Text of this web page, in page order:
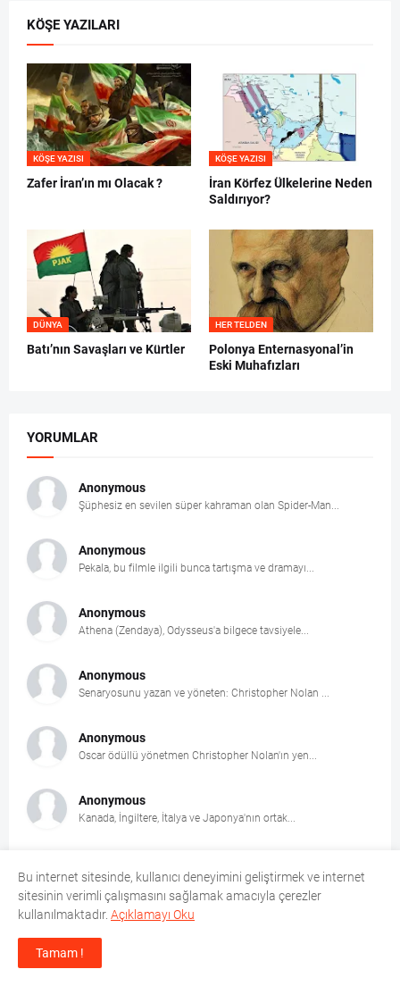
KÖŞE YAZILARI
KÖŞE YAZISI
Zafer İran’ın mı Olacak ?
KÖŞE YAZISI
İran Körfez Ülkelerine Neden
Saldırıyor?
DÜNYA
Batı’nın Savaşları ve Kürtler
HER TELDEN
Polonya Enternasyonal’in
Eski Muhafızları
YORUMLAR
Anonymous
Şüphesiz en sevilen süper kahraman olan Spider-Man...
Anonymous
Pekala, bu filmle ilgili bunca tartışma ve dramayı...
Anonymous
Athena (Zendaya), Odysseus'a bilgece tavsiyele...
Anonymous
Senaryosunu yazan ve yöneten: Christopher Nolan ...
Anonymous
Oscar ödüllü yönetmen Christopher Nolan'ın yen...
Anonymous
Kanada, İngiltere, İtalya ve Japonya'nın ortak...
Aslan payı Shakira'nın Final organizasyonunda ...
Anonymous
Özgür Özel ile birlikte 90’ı aşkın milletvekilinin...
Bu internet sitesinde, kullanıcı deneyimini geliştirmek ve internet
sitesinin verimli çalışmasını sağlamak amacıyla çerezler
kullanılmaktadır. Açıklamayı Oku
Tamam !